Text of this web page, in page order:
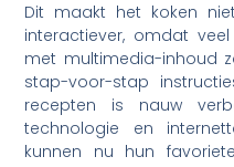
Dit maakt het koken
interactiever, omdat
met multimedia-inhoud
stap-voor-stap
recepten is nauw
technologie en
kunnen nu hun